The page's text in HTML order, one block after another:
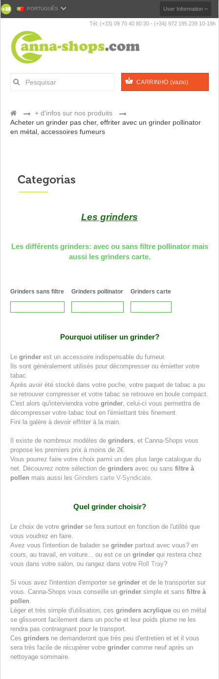
PORTUGUÊS User Information
Tél: (+33) 09 70 40 80 30 - (+34) 972 195 239 10-19h
CARRINHO (vazio)
> + d'infos sur nos produits
>
Acheter un grinder pas cher, effriter avec un grinder pollinator
en métal, accessoires fumeurs
Categorias
Les grinders
Les différents grinders: avec ou sans filtre pollinator mais
aussi les grinders carte.
Grinders sans filtre Grinders pollinator Grinders carte
Pourquoi utiliser un grinder?
Le grinder est un accessoire indispensable du fumeur.
Ils sont généralement utilisés pour décompresser ou émietter votre
tabac.
Après avoir été stocké dans votre poche, votre paquet de tabac a pu
se retrouver compresser et votre tabac se retrouve en boule compact.
C'est alors qu'interviendra votre grinder, celui-ci vous permettra de
décompresser votre tabac tout en l'émiettant très finement.
Fini la galère à devoir effriter à la main.
Il existe de nombreux modèles de grinders, et Canna-Shops vous
propose les premiers prix à moins de 2€.
Vous pourrez faire votre choix parmi un des plus large catalogue du
net. Découvrez notre sélection de grinders avec ou sans filtre à
pollen mais aussi les Grinders carte V-Syndicate.
Quel grinder choisir?
Le choix de votre grinder se fera surtout en fonction de l'utilité que
vous voudrez en faire.
Avez vous l'intention de balader se grinder partout avec vous? en
cours, au travail, en voiture... ou est ce un grinder qui restera chez
vous dans votre salon, ou rangez dans votre Roll Tray?
Si vous avez l'intention d'emporter se grinder et de le transporter sur
vous. Canna-Shops vous conseille un grinder simple et sans filtre à
pollen.
Léger et très simple d'utilisation, ces grinders acrylique ou en métal
se glisseront facilement dans un poche et leur poids plume ne les
rendra pas contraignant pour le transport.
Ces grinders ne demanderont que très peu d'entretien et et il vous
sera très facile de récupérer votre grinder comme neuf après un
nettoyage sommaire.